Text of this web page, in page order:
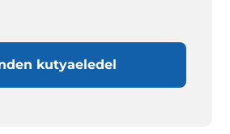
kutyaeledel